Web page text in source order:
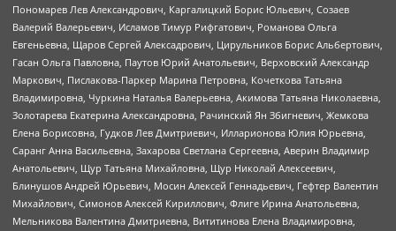
Пономарев Лев Александрович, Каргалицкий Борис Юльевич, Созаев
Валерий Валерьевич, Исламов Тимур Рифгатович, Романова Ольга
Евгеньевна, Щаров Сергей Алексадрович, Цирульников Борис Альбертович,
Гасан Ольга Павловна, Паутов Юрий Анатольевич, Верховский Александр
Маркович, Пислакова-Паркер Марина Петровна, Кочеткова Татьяна
Владимировна, Чуркина Наталья Валерьевна, Акимова Татьяна Николаевна,
Золотарева Екатерина Александровна, Рачинский Ян Збигневич, Жемкова
Елена Борисовна, Гудков Лев Дмитриевич, Илларионова Юлия Юрьевна,
Саранг Анна Васильевна, Захарова Светлана Сергеевна, Аверин Владимир
Анатольевич, Щур Татьяна Михайловна, Щур Николай Алексеевич,
Блинушов Андрей Юрьевич, Мосин Алексей Геннадьевич, Гефтер Валентин
Михайлович, Симонов Алексей Кириллович, Флиге Ирина Анатольевна,
Мельникова Валентина Дмитриевна, Вититинова Елена Владимировна,